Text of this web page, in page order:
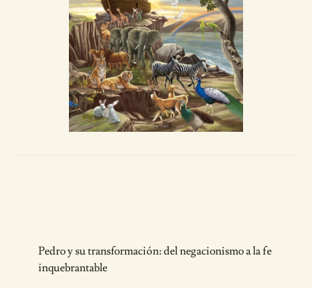
Navigation
Pedro y su transformación: del negacionismo a la fe
inquebrantable